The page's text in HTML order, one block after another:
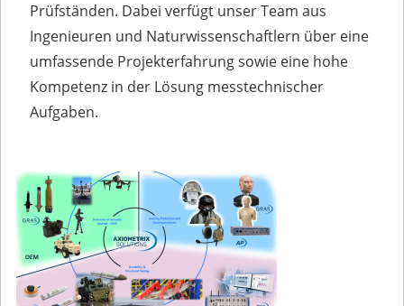
Prüfständen. Dabei verfügt unser Team aus
Ingenieuren und Naturwissenschaftlern über eine
umfassende Projekterfahrung sowie eine hohe
Kompetenz in der Lösung messtechnischer
Aufgaben.